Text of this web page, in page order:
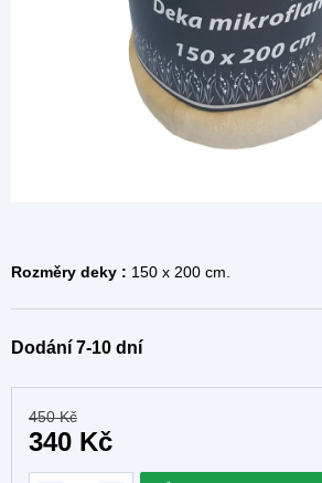
Dodání 7-10 dní
Rozměry deky : 150 x 200 cm.
450 Kč
340 Kč